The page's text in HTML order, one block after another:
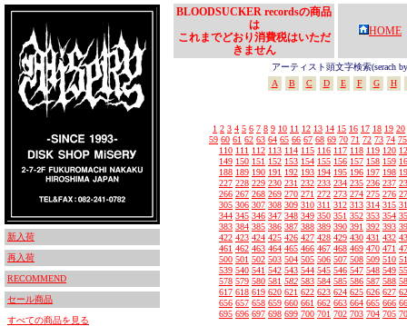
新入荷
再入荷
RECOMMEND
セール商品
すべての商品を見る
BLOODSUCKER recordsの商品
は
これまでどおり消費税はいただ
きません
HOME
アーティスト頭文字検索(serach
A
B C D E F G H
1 2 3 4 5 6 7 8 9 10 11 12 13 14 15 16 17 18 19 20
59 60 61 62 63 64 65 66 67 68 69 70 71 72 73 74 75
110 111 112 113 114 115 116 117 118 119 120
149 150 151 152 153 154 155 156 157 158 159
188 189 190 191 192 193 194 195 196 197 198
227 228 229 230 231 232 233 234 235 236 237
266 267 268 269 270 271 272 273 274 275 276
305 306 307 308 309 310 311 312 313 314 315
344 345 346 347 348 349 350 351 352 353 354
383 384 385 386 387 388 389 390 391 392 393
422 423 424 425 426 427 428 429 430 431 432
461 462 463 464 465 466 467 468 469 470 471
500 501 502 503 504 505 506 507 508 509 510
539 540 541 542 543 544 545 546 547 548 549
578 579 580 581 582 583 584 585 586 587 588
617 618 619 620 621 622 623 624 625 626 627
656 657 658 659 660 661 662 663 664 665 666
695 696 697 698 699 700 701 702 703 704 705